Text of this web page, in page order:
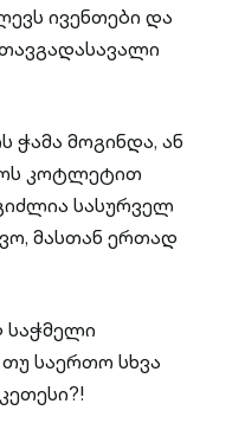
ივენთები და
ჭამა მოგინდა, ან
კოტლეტით
სასურველ
მასთან ერთად
საჭმელი
საერთო სხვა